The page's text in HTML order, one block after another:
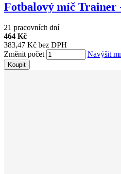
Fotbalový míč Trainer
21 pracovních dní
464 Kč
383,47 Kč bez DPH
Změnit počet
Navýšit
Koupit